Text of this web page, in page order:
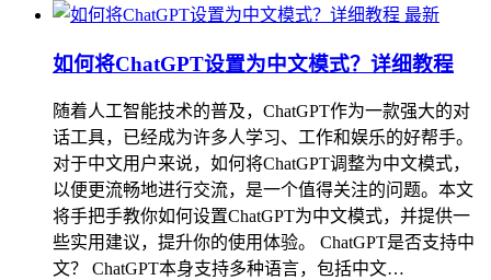
最新
如何将ChatGPT设置为中文模式？详细教程
随着人工智能技术的普及，ChatGPT作为一款强大的对
话工具，已经成为许多人学习、工作和娱乐的好帮手。
对于中文用户来说，如何将ChatGPT调整为中文模式，
以便更流畅地进行交流，是一个值得关注的问题。本文
将手把手教你如何设置ChatGPT为中文模式，并提供一
些实用建议，提升你的使用体验。 ChatGPT是否支持中
文？ ChatGPT本身支持多种语言，包括中文…